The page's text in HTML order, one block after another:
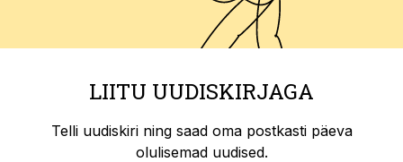
LIITU UUDISKIRJAGA
Telli uudiskiri ning saad oma postkasti päeva
olulisemad uudised.